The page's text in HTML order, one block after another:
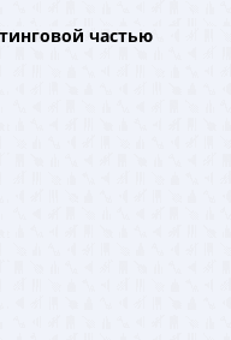
частью